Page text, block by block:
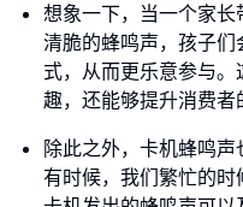
想象一下，当一个家
清脆的蜂鸣声，孩子
式，从而更乐意参与
趣，还能够提升消费者
除此之外，卡机蜂鸣声
有时候，我们繁忙的